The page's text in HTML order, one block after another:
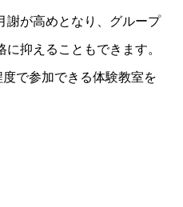
謝が高めとなり、グループ
抑えることもできます。
で参加できる体験教室を